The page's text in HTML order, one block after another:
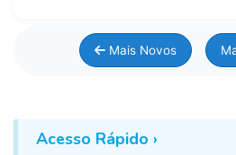
Mais Novos
Acesso Rápido ›